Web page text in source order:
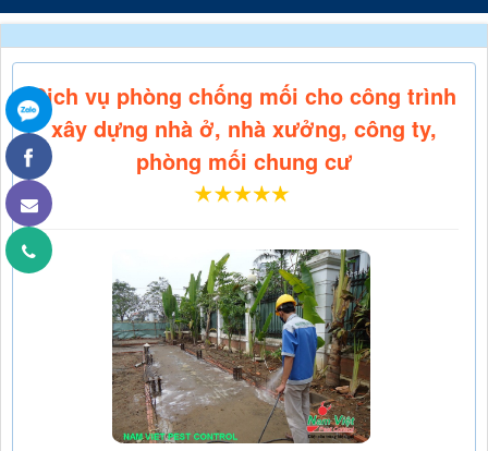
Dịch vụ phòng chống mối cho công trình
xây dựng nhà ở, nhà xưởng, công ty,
phòng mối chung cư